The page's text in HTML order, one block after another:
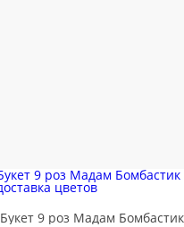
Букет 9 роз Мадам Бомбастик